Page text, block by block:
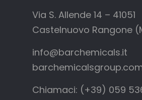
Via S. Allende 14 – 41051
Castelnuovo Rangone
info@barchemicals.it
Chiamaci: (+39) 059